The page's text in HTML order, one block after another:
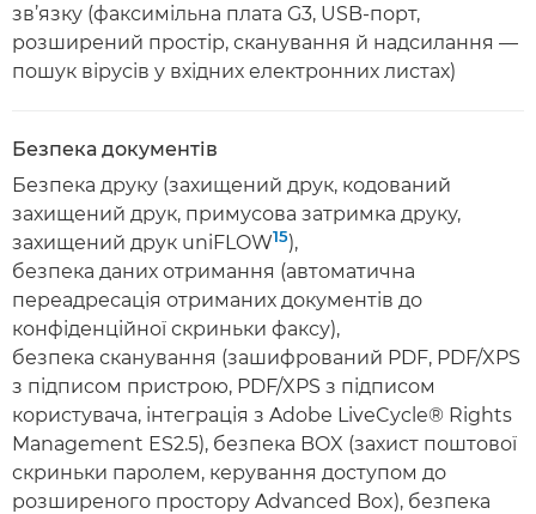
зв’язку (факсимільна плата G3, USB-порт,
розширений простір, сканування й надсилання —
пошук вірусів у вхідних електронних листах)
Безпека документів
Безпека друку (захищений друк, кодований
захищений друк, примусова затримка друку,
захищений друк uniFLOW15),
безпека даних отримання (автоматична
переадресація отриманих документів до
конфіденційної скриньки факсу),
безпека сканування (зашифрований PDF, PDF/XPS
з підписом пристрою, PDF/XPS з підписом
користувача, інтеграція з Adobe LiveCycle® Rights
Management ES2.5), безпека BOX (захист поштової
скриньки паролем, керування доступом до
розширеного простору Advanced Box), безпека